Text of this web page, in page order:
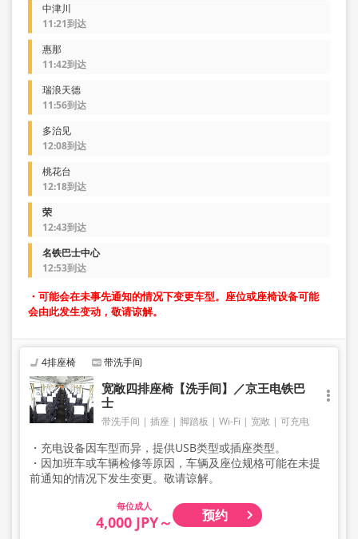
中津川
11:21到达
惠那
11:42到达
瑞浪天德
11:56到达
多治见
12:08到达
桃花台
12:18到达
荣
12:43到达
名铁巴士中心
12:53到达
・可能会在未事先通知的情况下变更车型。座位或座椅设备可能
会由此发生变动，敬请谅解。
4排座椅 带洗手间
宽敞四排座椅【洗手间】／京王电铁巴
士
带洗手间 插座 脚踏板 Wi-Fi 宽敞 可充电
・充电设备因车型而异，提供USB类型或插座类型。
・因加班车或车辆检修等原因，车辆及座位规格可能在未提
前通知的情况下发生变更。敬请谅解。
成人
4,000 JPY～ 预约